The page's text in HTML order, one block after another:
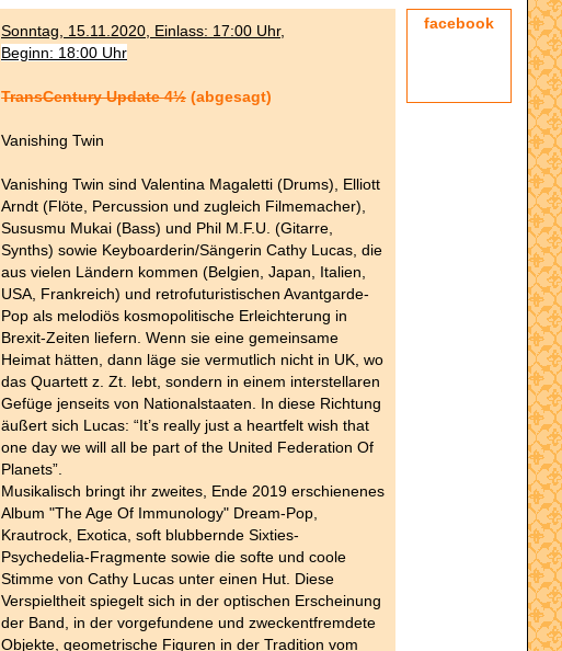
facebook
Sonntag, 15.11.2020, Einlass: 17:00 Uhr,
Beginn: 18:00 Uhr
TransCentury Update 4½ (abgesagt)
Vanishing Twin
Vanishing Twin sind Valentina Magaletti (Drums), Elliott
Arndt (Flöte, Percussion und zugleich Filmemacher),
Sususmu Mukai (Bass) und Phil M.F.U. (Gitarre,
Synths) sowie Keyboarderin/Sängerin Cathy Lucas, die
aus vielen Ländern kommen (Belgien, Japan, Italien,
USA, Frankreich) und retrofuturistischen Avantgarde-
Pop als melodiös kosmopolitische Erleichterung in
Brexit-Zeiten liefern. Wenn sie eine gemeinsame
Heimat hätten, dann läge sie vermutlich nicht in UK, wo
das Quartett z. Zt. lebt, sondern in einem interstellaren
Gefüge jenseits von Nationalstaaten. In diese Richtung
äußert sich Lucas: “It’s really just a heartfelt wish that
one day we will all be part of the United Federation Of
Planets”.
Musikalisch bringt ihr zweites, Ende 2019 erschienenes
Album "The Age Of Immunology" Dream-Pop,
Krautrock, Exotica, soft blubbernde Sixties-
Psychedelia-Fragmente sowie die softe und coole
Stimme von Cathy Lucas unter einen Hut. Diese
Verspieltheit spiegelt sich in der optischen Erscheinung
der Band, in der vorgefundene und zweckentfremdete
Objekte, geometrische Figuren in der Tradition vom